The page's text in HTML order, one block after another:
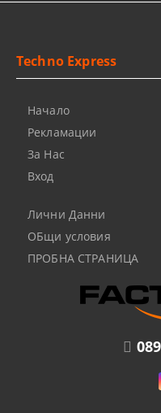
Techno Express
Начало
Рекламации
За Нас
Вход
Лични Данни
ОБщи условия
ПРОБНА СТРАНИЦА